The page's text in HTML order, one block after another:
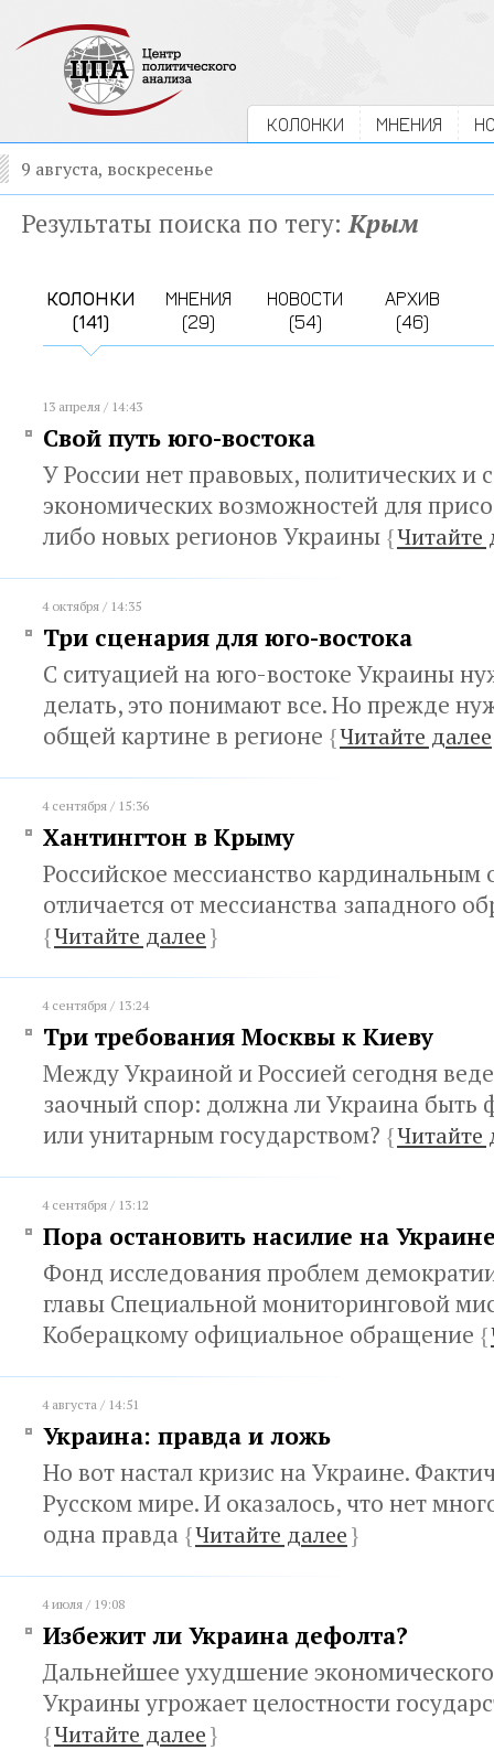
КОЛОНКИ МНЕНИЯ
9 августа, воскресенье
Результаты поиска по тегу:Крым
КОЛОНКИ
(141)
МНЕНИЯ
(29)
НОВОСТИ
(54)
АРХИВ
(46)
13 апреля / 14:43
Свой путь юго-востока
У России нет правовых, политических и
экономических возможностей для
либо новых регионов Украины {Читайте
4 октября / 14:35
Три сценария для юго-востока
С ситуацией на юго-востоке Украины
делать, это понимают все. Но прежде
общей картине в регионе {Читайте далее
4 сентября / 15:36
Хантингтон в Крыму
Российское мессианство кардинальным
отличается от мессианства западного
{Читайте далее}
4 сентября / 13:24
Три требования Москвы к Киеву
Между Украиной и Россией сегодня
заочный спор: должна ли Украина быть
или унитарным государством? {Читайте
4 сентября / 13:12
Пора остановить насилие на
Фонд исследования проблем
главы Специальной мониторинговой
Коберацкому официальное обращение {
4 августа / 14:51
Украина: правда и ложь
Но вот настал кризис на Украине.
Русском мире. И оказалось, что нет
одна правда {Читайте далее}
4 июля / 19:08
Избежит ли Украина дефолта?
Дальнейшее ухудшение
Украины угрожает целостности
{Читайте далее}